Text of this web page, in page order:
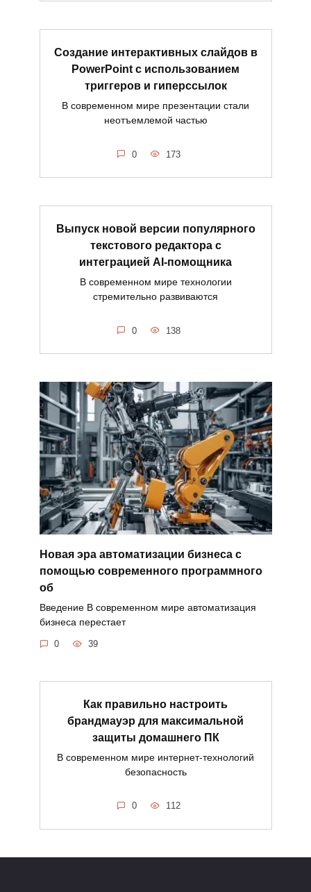
Создание интерактивных слайдов в
PowerPoint с использованием
триггеров и гиперссылок
В современном мире презентации стали
неотъемлемой частью
0 173
Выпуск новой версии популярного
текстового редактора с
интеграцией AI-помощника
В современном мире технологии
стремительно развиваются
0 138
Новая эра автоматизации бизнеса с
помощью современного программного
об
Введение В современном мире автоматизация
бизнеса перестает
0 39
Как правильно настроить
брандмауэр для максимальной
защиты домашнего ПК
В современном мире интернет-технологий
безопасность
0 112